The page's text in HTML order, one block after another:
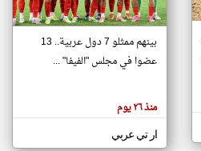
تغيير الدولة
اخبار جزر القمر على مدار الساعة
أهم اخبار جزر القمر العاجلة والمباشرة
بينهم ممثلو 7 دول عربية.. 13
عضوا في مجلس "الفيفا" ...
منذ ٢٦ يوم
ار تي عربي
klyoum.com